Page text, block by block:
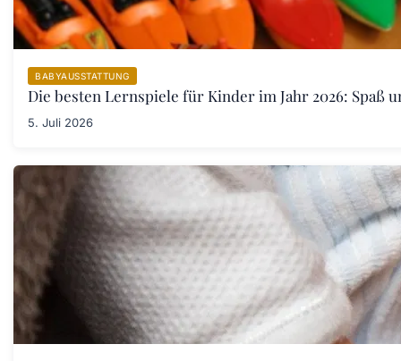
BABYAUSSTATTUNG
Die besten Lernspiele für Kinder im Jahr 2026: Spaß
5. Juli 2026